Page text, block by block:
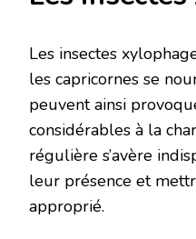
Les insectes
les capricornes se
peuvent ainsi
considérables à la
régulière s’avère
leur présence et
approprié.